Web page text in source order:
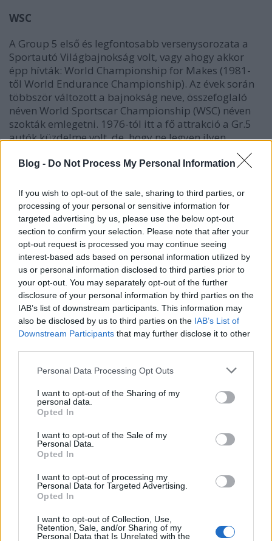
Blog - Do Not Process My Personal Information
If you wish to opt-out of the sale, sharing to third parties, or
processing of your personal or sensitive information for
targeted advertising by us, please use the below opt-out
section to confirm your selection. Please note that after your
opt-out request is processed you may continue seeing
interest-based ads based on personal information utilized by
us or personal information disclosed to third parties prior to
your opt-out. You may separately opt-out of the further
disclosure of your personal information by third parties on the
IAB’s list of downstream participants. This information may
also be disclosed by us to third parties on the IAB’s List of
Downstream Participants that may further disclose it to other
Please note that this website/app uses one or more Google
not limited to your visit or usage behaviour. You may click to
grant or deny consent to Google and its third-party tags to
use your data for below specified purposes in below Google
consent section.
Personal Data Processing Opt Outs
I want to opt-out of the Sharing of my
personal data.
Opted In
I want to opt-out of the Sale of my
Personal Data.
Opted In
I want to opt-out of processing my
Personal Data for Targeted Advertising.
Opted In
I want to opt-out of Collection, Use,
Retention, Sale, and/or Sharing of my
Personal Data that Is Unrelated with the
WSC
A Group 5 első és legfontosabb versenysorozata a
Sportautó Világbajnokság volt, vagy ahogy akkor
épp hívták: World Championship for Makes (1981-
től World Endurance Championship). Az évek során
többször változott a bajnokság neve, összefoglaló
néven World Sportscar Championship (WSC) néven
szokták emlegetni. 1976-tól itt a fő attrakció a Gr.5
autók küzdelme volt, de, hogy ne legyen ilyen
Championship for Sports Cars kategóriát is a Gr.6
kimúlt. A vb révén az új kategória megszállta Európa
legnevesebb versenypályáit, beleértve Le Mans-t is,
bár itt nem sok esélyük nyílt az összetett győzelem
megszerzésére, a Gr.6-osok szintén rajthoz állhattak
és a 24 órás versenyen azért kijött a teljesen más
felépítésű autók előnye. Annál nagyobb szenzáció
volt, amikor 1979-ben mégis egy Porsche 935 nyerte
a világ legnagyobb autóversenyét. A 935 uralta a vb-
t is, de, hogy mégse fulladjon teljes unalomba a
sorozat, 1979-től kettéosztották a mezőnyt 2 liter
alatti és afeletti autókra, külön bajnoki címmel.
DRM
A DRM (Deutsche Rennsport Meisterschaft) a DTM
korai elődjének tekinthető, 1972-es létrehozásától
kezdve ez volt Németország első számú túraautó
sorozata, kezdetben ugyanolyan autókkal mint
amelyek az Eb-n is indultak. A Group 5
bevezetésekor vonakodtak átvenni a szabályokat, de
a ’77-es szezontól beadták a derekukat. Az rögtön
fogja megverni, így itt is kettéosztották a mezőnyt a
2 literes mezsgye mentén. A gyakorlatilag 935
változatosabb Divízió II külön versenyeket futott, de
a pilóták ugyanabban a pontversenyben indultak, év